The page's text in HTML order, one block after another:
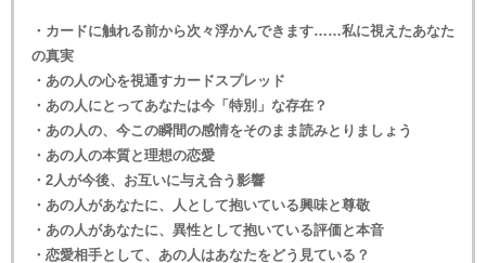
・カードに触れる前から次々浮かんできます……私に視えたあなた
の真実
・あの人の心を視通すカードスプレッド
・あの人にとってあなたは今「特別」な存在？
・あの人の、今この瞬間の感情をそのまま読みとりましょう
・あの人の本質と理想の恋愛
・2人が今後、お互いに与え合う影響
・あの人があなたに、人として抱いている興味と尊敬
・あの人があなたに、異性として抱いている評価と本音
・恋愛相手として、あの人はあなたをどう見ている？